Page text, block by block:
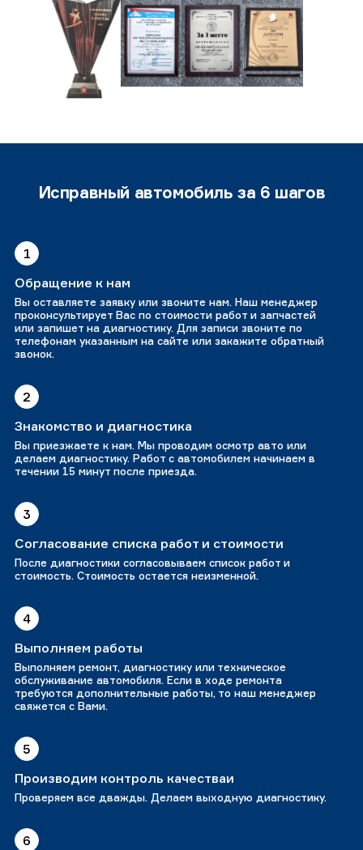
Исправный автомобиль за 6 шагов
1
Обращение к нам
Вы оставляете заявку или звоните нам. Наш менеджер
проконсультирует Вас по стоимости работ и запчастей
или запишет на диагностику. Для записи звоните по
телефонам указанным на сайте или закажите обратный
звонок.
2
Знакомство и диагностика
Вы приезжаете к нам. Мы проводим осмотр авто или
делаем диагностику. Работ с автомобилем начинаем в
течении 15 минут после приезда.
3
Согласование списка работ и стоимости
После диагностики согласовываем список работ и
стоимость. Стоимость остается неизменной.
4
Выполняем работы
Выполняем ремонт, диагностику или техническое
обслуживание автомобиля. Если в ходе ремонта
требуются дополнительные работы, то наш менеджер
свяжется с Вами.
5
Производим контроль качестваи
Проверяем все дважды. Делаем выходную диагностику.
6